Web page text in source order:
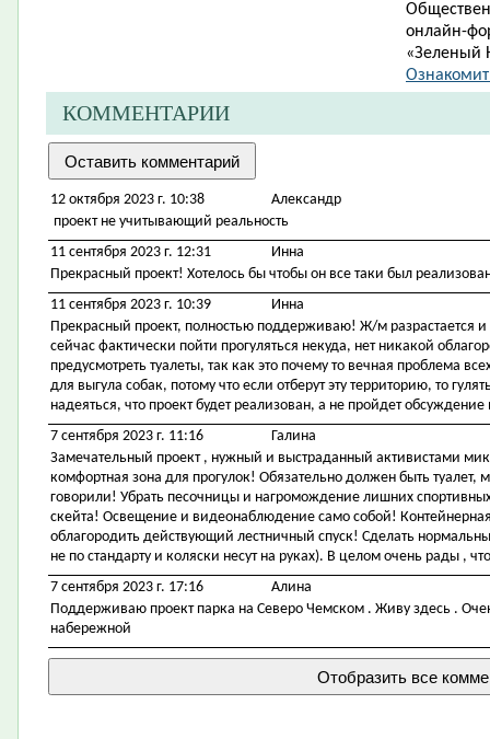
онлайн-
«Зеленый
КОММЕНТАРИИ
12 октября 2023 г. 10:38
Александр
проект не учитывающий реальность
11 сентября 2023 г. 12:31
Инна
Прекрасный проект! Хотелось бы чтобы он все таки был
11 сентября 2023 г. 10:39
Инна
Прекрасный проект, полностью поддерживаю! Ж/м разрастается и
сейчас фактически пойти прогуляться некуда, нет никакой
предусмотреть туалеты, так как это почему то вечная проблема
для выгула собак, потому что если отберут эту территорию, то
надеяться, что проект будет реализован, а не пройдет
7 сентября 2023 г. 11:16
Галина
Замечательный проект , нужный и выстраданный активистами
комфортная зона для прогулок! Обязательно должен быть туалет,
говорили! Убрать песочницы и нагромождение лишних
скейта! Освещение и видеонаблюдение само собой!
облагородить действующий лестничный спуск! Сделать
не по стандарту и коляски несут на руках). В целом очень рады ,
7 сентября 2023 г. 17:16
Алина
Поддерживаю проект парка на Северо Чемском . Живу здесь .
набережной